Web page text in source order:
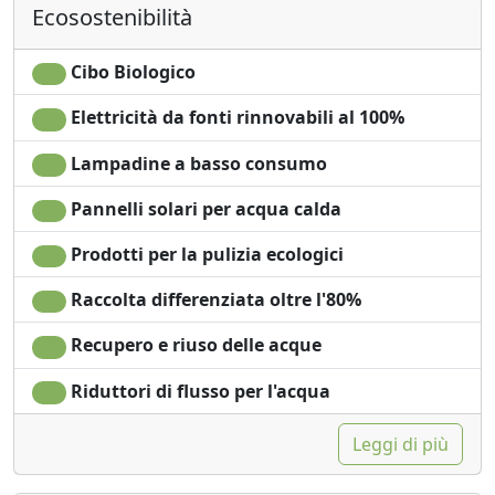
Angolo cottura
Asciugacapelli
Soggiorno
Terrazza
Stendibiancheria
Asciugamani
Lenzuola
Armadio o
Guardaroba
Scrivania
Barbecue
Giardino
Vista Montagna
Vista giardino
Vista panoramica
Piscina privata
Ingresso
indipendente
Ecosostenibilità
Cibo Biologico
Elettricità da fonti rinnovabili al 100%
Lampadine a basso consumo
Pannelli solari per acqua calda
Prodotti per la pulizia ecologici
Raccolta differenziata oltre l'80%
Recupero e riuso delle acque
Riduttori di flusso per l'acqua
Leggi di più